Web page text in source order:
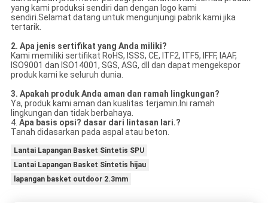
yang kami produksi sendiri dan dengan logo kami
sendiri.Selamat datang untuk mengunjungi pabrik kami jika
tertarik.
2. Apa jenis sertifikat yang Anda miliki?
Kami memiliki sertifikat RoHS, ISSS, CE, ITF2, ITF5, IFFF, IAAF,
ISO9001 dan ISO14001, SGS, ASG, dll dan dapat mengekspor
produk kami ke seluruh dunia.
3. Apakah produk Anda aman dan ramah lingkungan?
Ya, produk kami aman dan kualitas terjamin.Ini ramah
lingkungan dan tidak berbahaya.
4. Apa basis opsi? dasar dari lintasan lari.?
Tanah didasarkan pada aspal atau beton.
Lantai Lapangan Basket Sintetis SPU
Lantai Lapangan Basket Sintetis hijau
lapangan basket outdoor 2.3mm